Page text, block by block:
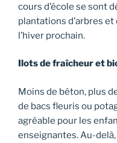
cours d’école se sont
plantations d’arbres
l’hiver prochain.
Ilots de fraîcheur et
Moins de béton, plus
de bacs fleuris ou
agréable pour les
enseignantes. Au-